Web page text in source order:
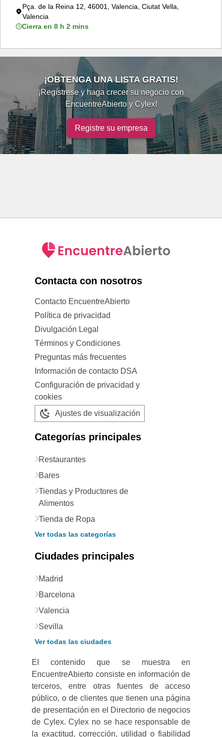
Pça. de la Reina 12, 46001, Valencia, Ciutat Vella,
Valencia
Cierra en 8 h 2 mins
¡OBTENGA UNA LISTA GRATIS!
¡Regístrese y haga crecer su negocio con
EncuentreAbierto y Cylex!
Registre su empresa
Contacta con nosotros
Contacto EncuentreAbierto
Política de privacidad
Divulgación Legal
Términos y Condiciones
Preguntas más frecuentes
Información de contacto DSA
Configuración de privacidad y
cookies
Ajustes de visualización
Categorías principales
Restaurantes
Bares
Tiendas y Productores de
Alimentos
Tienda de Ropa
Ver todas las categorías
Ciudades principales
Madrid
Barcelona
Valencia
Sevilla
Ver todas las ciudades
El contenido que se muestra en
EncuentreAbierto consiste en información de
terceros, entre otras fuentes de acceso
público, o de clientes que tienen una página
de presentación en el Directorio de negocios
de Cylex. Cylex no se hace responsable de
la exactitud, corrección, utilidad o fiabilidad